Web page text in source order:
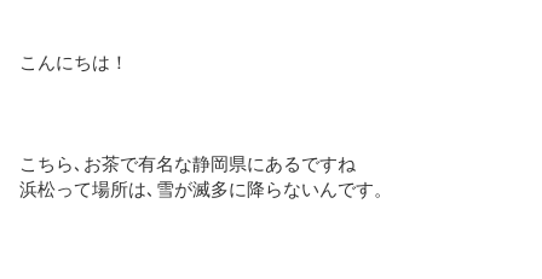
こんにちは！
こちら､お茶で有名な静岡県にあるですね
浜松って場所は､雪が滅多に降らないんです。